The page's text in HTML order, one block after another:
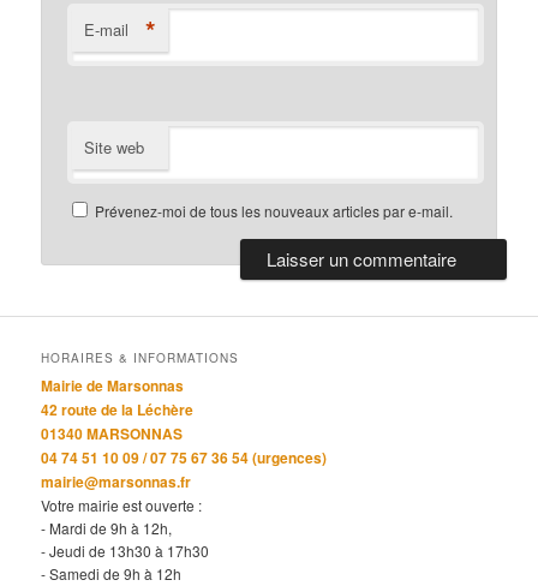
E-mail *
Site web
Prévenez-moi de tous les nouveaux articles par e-mail.
HORAIRES & INFORMATIONS
Mairie de Marsonnas
42 route de la Léchère
01340 MARSONNAS
04 74 51 10 09 / 07 75 67 36 54 (urgences)
mairie@marsonnas.fr
Votre mairie est ouverte :
- Mardi de 9h à 12h,
- Jeudi de 13h30 à 17h30
- Samedi de 9h à 12h